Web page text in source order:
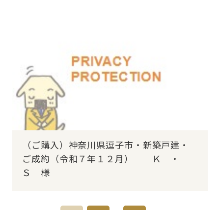
（ご購入）神奈川県逗子市・新築戸建・
ご成約（令和７年１２月） Ｋ ・
Ｓ 様